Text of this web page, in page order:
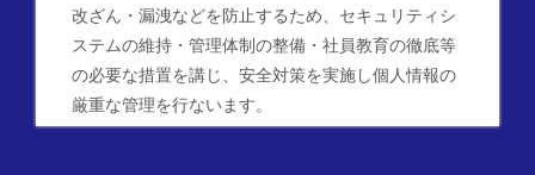
改ざん・漏洩などを防止するため、セキュリティシ
ステムの維持・管理体制の整備・社員教育の徹底等
の必要な措置を講じ、安全対策を実施し個人情報の
厳重な管理を行ないます。